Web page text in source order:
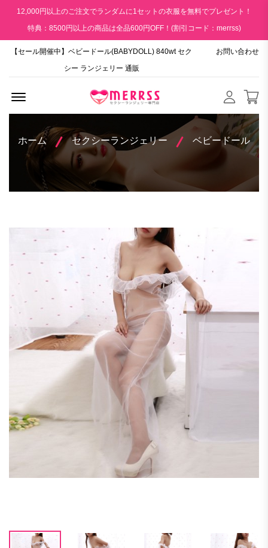
12,000円以上のご注文でランダムに1セットの衣服を無料でプレゼント！
特典：8500円以上の商品は全品600円OFF！(割引コード：merrss)
【セール開催中】ベビードール(BABYDOLL) 840wt セク
シー ランジェリー 通販
お問い合わせ
ホーム セクシーランジェリー ベビードール